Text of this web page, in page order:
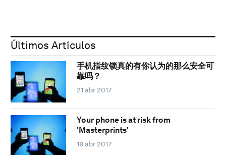
Últimos Artículos
手机指纹锁真的有你认为的那么安全可
靠吗？
21 abr 2017
Your phone is at risk from
'Masterprints'
18 abr 2017